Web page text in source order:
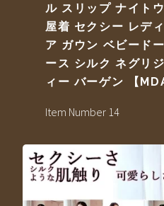
ル スリップ ナイト
屋着 セクシー レデ
ア ガウン ベビード
ース シルク ネグリ
ィー バーゲン 【
Item Number 14